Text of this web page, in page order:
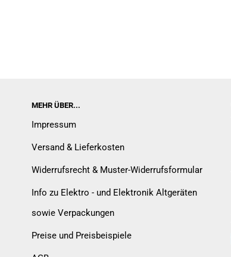
MEHR ÜBER...
Impressum
Versand & Lieferkosten
Widerrufsrecht & Muster-Widerrufsformular
Info zu Elektro - und Elektronik Altgeräten
sowie Verpackungen
Preise und Preisbeispiele